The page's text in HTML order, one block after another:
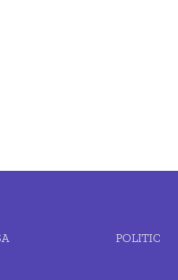
POLITIC